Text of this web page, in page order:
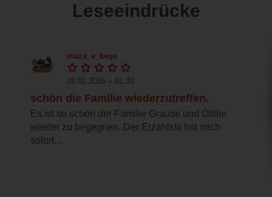
Leseeindrücke
maza_e_keqe
28.01.2026 – 01:32
schön die Familie wiederzutreffen.
Es ist so schön der Familie Grause und Ottilie
wieder zu begegnen. Der Erzählstil hat mich
sofort...